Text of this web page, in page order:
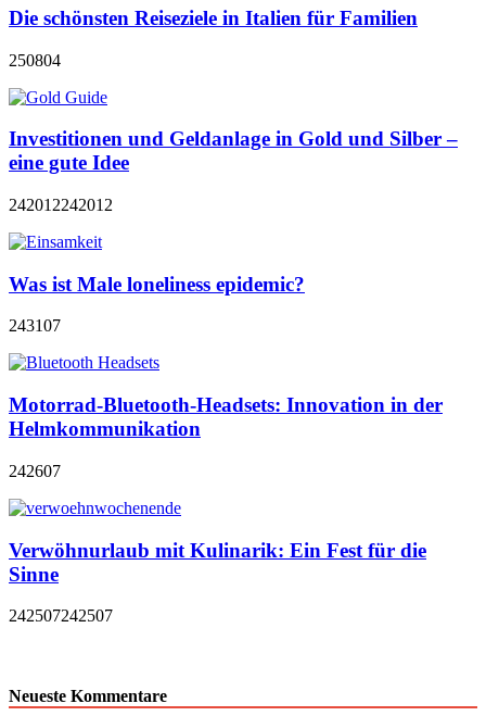
Die schönsten Reiseziele in Italien für Familien
250804
Investitionen und Geldanlage in Gold und Silber –
eine gute Idee
242012242012
Was ist Male loneliness epidemic?
243107
Motorrad-Bluetooth-Headsets: Innovation in der
Helmkommunikation
242607
Verwöhnurlaub mit Kulinarik: Ein Fest für die
Sinne
242507242507
Neueste Kommentare